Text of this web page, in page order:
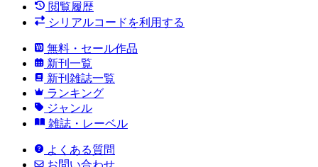
閲覧履歴
シリアルコードを利用する
無料・セール作品
新刊一覧
新刊雑誌一覧
ランキング
ジャンル
雑誌・レーベル
よくある質問
お問い合わせ